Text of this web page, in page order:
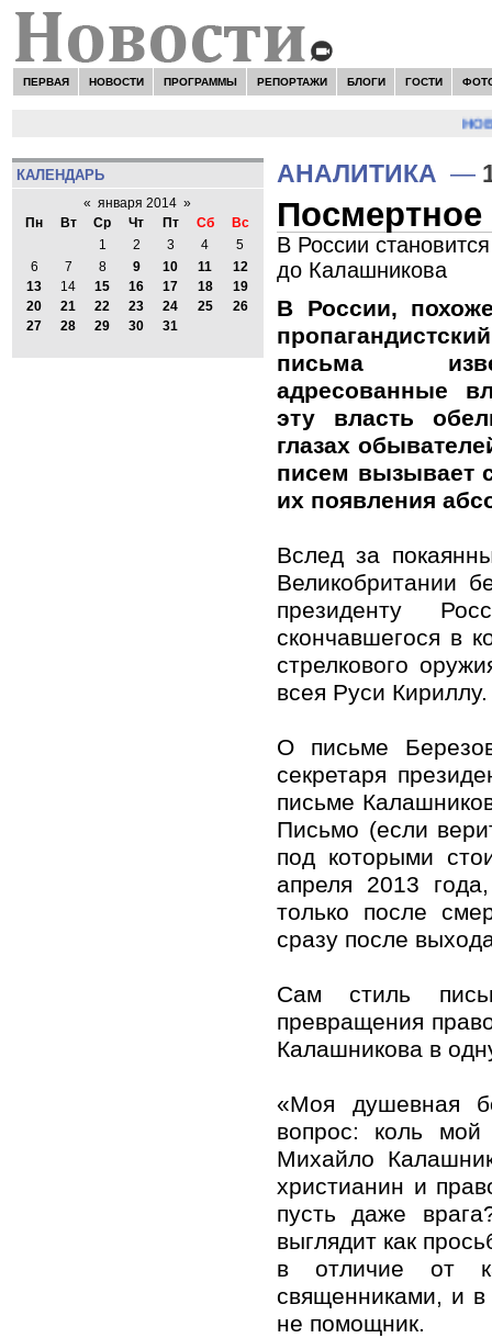
ПЕРВАЯ НОВОСТИ ПРОГРАММЫ РЕПОРТАЖИ БЛОГИ ГОСТИ
КАЛЕНДАРЬ
« января 2014 »
Пн
Вт Ср Чт Пт Сб
Вс
1
2 3 4
5
6
7 8 9 10 11
12
13
14 15 16 17 18
19
20
21 22 23 24 25
26
27
28 29 30 31
АНАЛИТИКА —
В России
до Калашникова
В России,
письма
адресованные
эту власть
глазах
писем вызывает
их появления
Вслед за
Великобритании
президенту
скончавшегося в
стрелкового
всея Руси Кириллу.
О письме
секретаря
письме
Письмо (если
под которыми
апреля 2013
только после
сразу после
Сам стиль
превращения
Калашникова в
«Моя душевная
вопрос: коль
Михайло
христианин и
пусть даже
выглядит как
в отличие от
священниками, и
не помощник.